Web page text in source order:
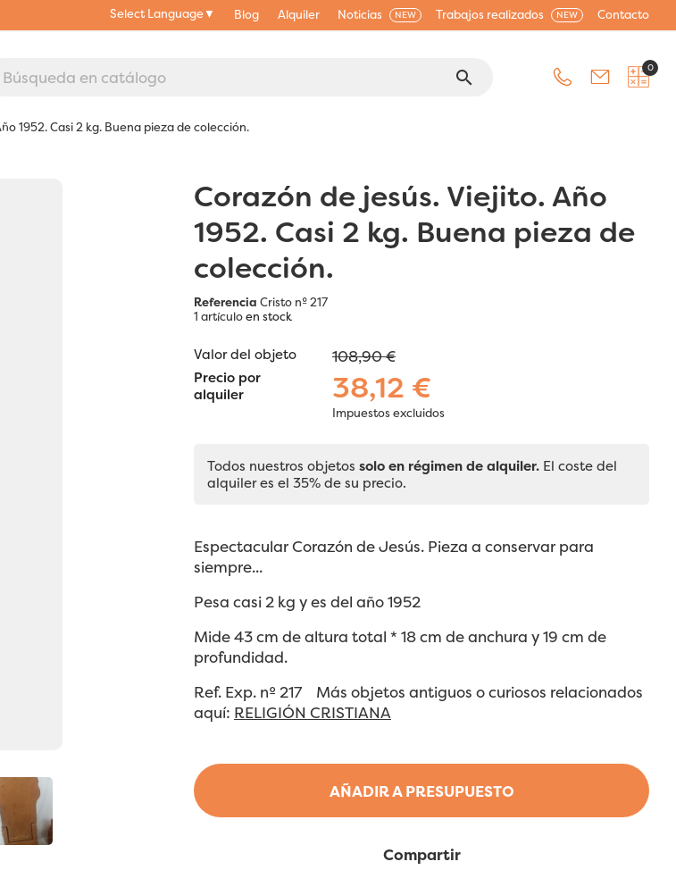
Select Language▼ Blog Alquiler Noticias NEW Trabajos realizados NEW Contacto
search 0
1952. Casi 2 kg. Buena pieza de colección.
Corazón de jesús. Viejito. Año
1952. Casi 2 kg. Buena pieza de
colección.
Referencia Cristo nº 217
1 artículoen stock
AÑADIR A PRESUPUESTO
Valor del objeto 108,90 €
Precio por
alquiler
38,12 €
Impuestos excluidos
Todos nuestros objetos solo en régimen de alquiler. El coste del
alquiler es el 35% de su precio.
Espectacular Corazón de Jesús. Pieza a conservar para
siempre...
Pesa casi 2 kg y es del año 1952
Mide 43 cm de altura total * 18 cm de anchura y 19 cm de
profundidad.
Ref. Exp. nº 217 Más objetos antiguos o curiosos relacionados
aquí: RELIGIÓN CRISTIANA
Compartir